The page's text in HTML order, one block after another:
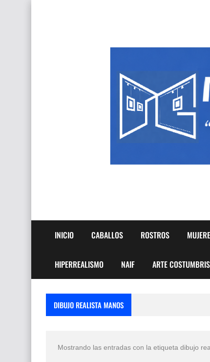
INICIO CABALLOS ROSTROS
HIPERREALISMO NAIF ARTE
DIBUJO REALISTA MANOS
Mostrando las entradas con la etiqueta dibujo